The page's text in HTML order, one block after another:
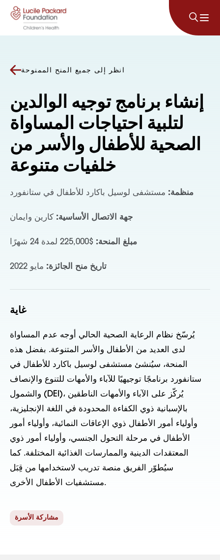
انتقل إلى المحتوى
انظر إلى جميع المنح الممنوحة
إنشاء برنامج توجيه الوالدين
لتلبية احتياجات المساواة
الصحية للأطفال والأسر من
خلفيات متنوعة
منظمة: مستشفى لوسيل باكارد للأطفال في ستانفورد
جهة الاتصال الأساسية: كارين وايمان
مبلغ المنحة: $225,000 لمدة 24 شهرًا
تاريخ منح الجائزة: مايو 2022
غاية
يُرسّخ نظام الرعاية الصحية الحالي أوجه عدم المساواة
لدى العديد من الأطفال والأسر المتنوعة. بفضل هذه
المنحة، سيُنشئ مستشفى لوسيل باكارد للأطفال في
ستانفورد برنامجًا توجيهيًا للآباء والأمهات للتنوع والإنصاف
والشمول (DEI)، يُركّز على الآباء والأمهات الناطقين
بالإسبانية ذوي الكفاءة المحدودة في اللغة الإنجليزية،
وأولياء أمور الأطفال ذوي الإعاقات النمائية، وأولياء أمور
الأطفال في مرحلة التحول الجنسي، وأولياء أمور ذوي
المعتقدات الدينية والممارسات الغذائية المختلفة. كما
سيُطوّر الفريق منصة تدريب لاستخدامها من قِبَل
مستشفيات الأطفال الأخرى.
مشاركة الأسرة